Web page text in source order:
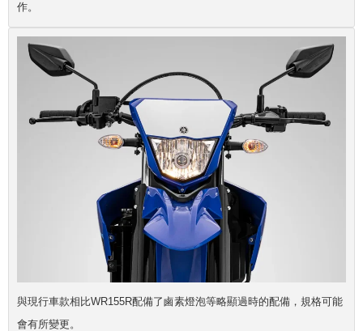
作。
與現行車款相比WR155R配備了鹵素燈泡等略顯過時的配備，規格可能
會有所變更。